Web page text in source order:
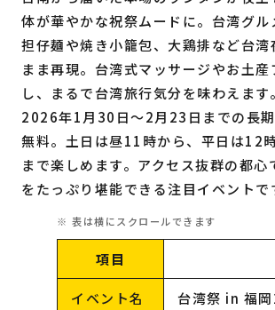
体が華やかな祝祭ムードに。台湾グル
担仔麺や焼き小籠包、大鶏排など台湾
まま再現。台湾式マッサージやお土産
し、まるで台湾旅行気分を味わえます。
2026年1月30日〜2月23日までの長
無料。土日は昼11時から、平日は12
まで楽しめます。アクセス抜群の都心
をたっぷり堪能できる注目イベントで
項目
イベント名 台湾祭 in 福